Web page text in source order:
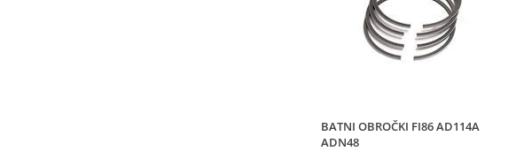
BATNI OBROČKI FI86 AD114A
ADN48